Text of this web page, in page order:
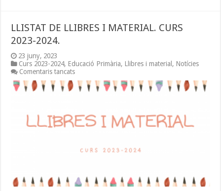
LLISTAT DE LLIBRES I MATERIAL. CURS
2023-2024.
23 juny, 2023
Curs 2023-2024, Educació Primària, Llibres i material , Notícies
Comentaris tancatsa
LLISTAT
DE
LLIBRES
CURS
2023-